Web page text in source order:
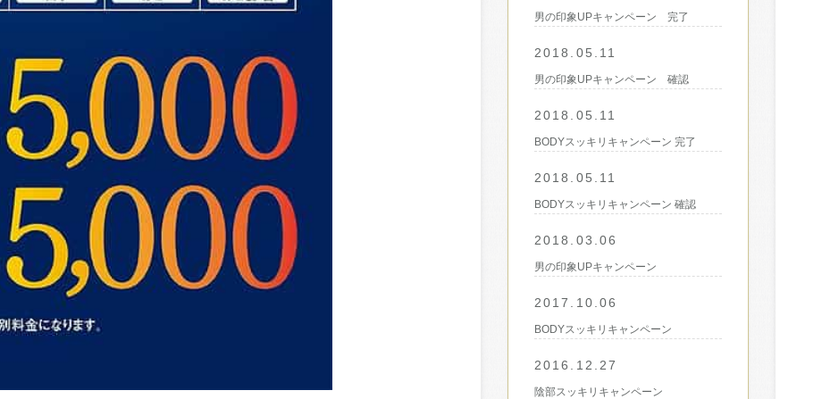
男の印象UPキャンペーン 完了
2018.05.11
男の印象UPキャンペーン 確認
2018.05.11
BODYスッキリキャンペーン 完了
2018.05.11
BODYスッキリキャンペーン 確認
2018.03.06
男の印象UPキャンペーン
2017.10.06
BODYスッキリキャンペーン
2016.12.27
陰部スッキリキャンペーン